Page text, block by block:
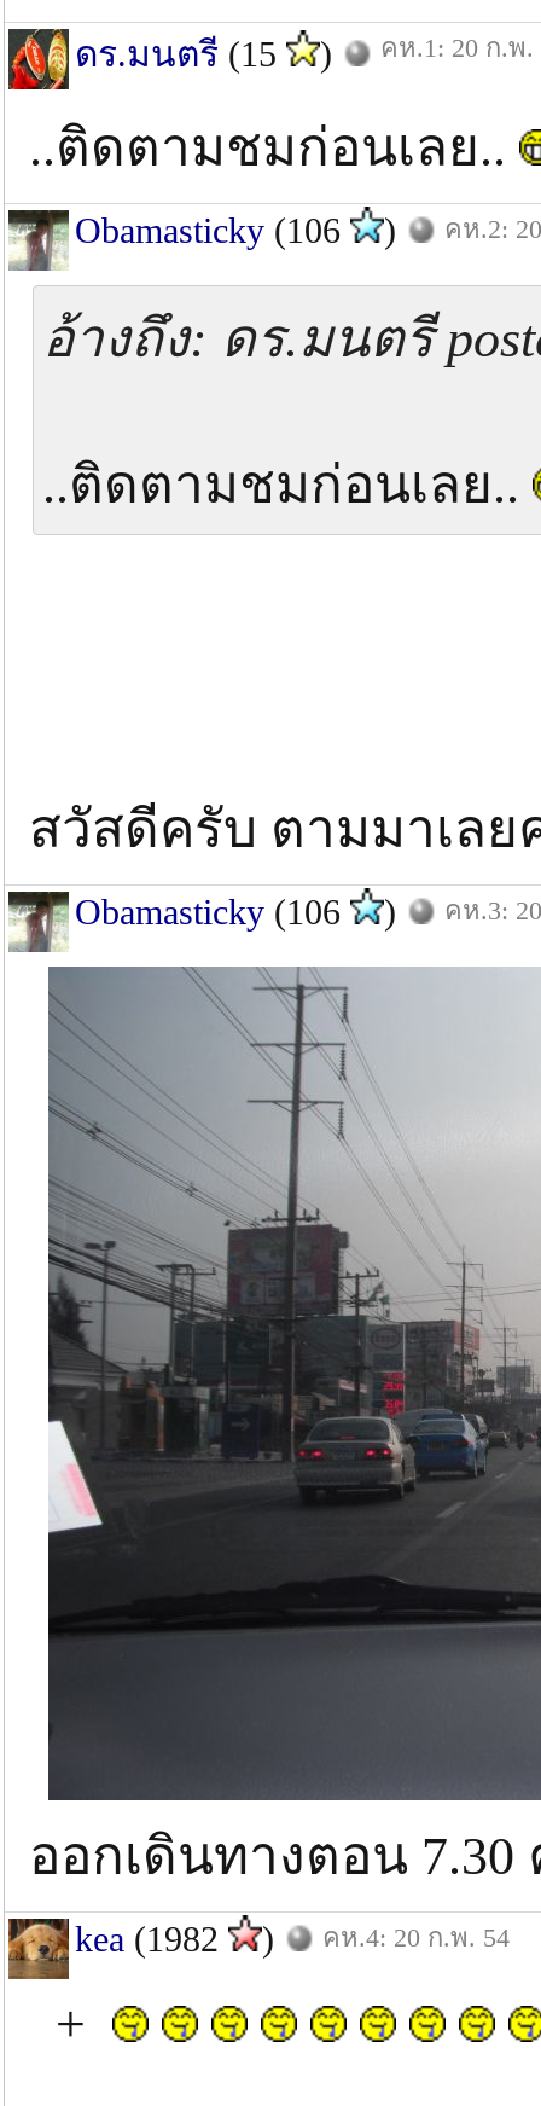
ดร.มนตรี (15 ) คห.1: 20 ก.พ.
..ติดตามชมก่อนเลย..
Obamasticky (106 ) คห.2:
อ้างถึง: ดร.มนตรี
..ติดตามชมก่อนเลย..
สวัสดีครับ ตามมาเ
Obamasticky (106 ) คห.3:
ออกเดินทางตอน
kea (1982 ) คห.4: 20 ก.พ. 54
+